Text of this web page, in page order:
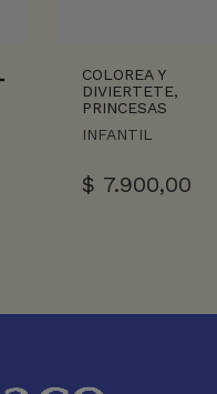
COLOREA Y
DIVIERTETE,
PRINCESAS
INFANTIL
$ 7.900,00